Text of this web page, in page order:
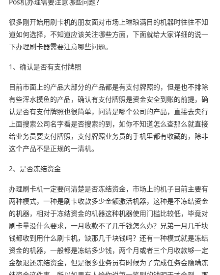
很多刚开始用刷卡机的朋友面对市场上琳琅满目的机器时往往不知
道如何选择，不知道应该关注哪些方面，下面就给大家详细的说一
下办理刷卡器需要注意哪些问题。
1、确认是否有支付牌照
目前市面上的产品大部分的产品都是有支付牌照的，但是也不排除
有些浑水摸鱼的产品，确认有支付牌照是资金安全到账的前提，确
认是否有支付牌照也很简单，问清是哪个公司的产品，直接去央行
上面搜索公司名字看是否搜索的到，如你不知道怎么查那么就直接
给业务员要支付牌照，支付牌照业务员的手机里都有收藏的，除非
这个产品不是正规的一清机。
2、是否冻结资金
办理刷卡机一定要问清楚是否冻结资金，市场上的机子目前主要有
两种模式，一种是刷卡收款多少金额激活机器，这种是不冻结资金
的机器，相对于冻结资金的机器这种机器使用门槛比较低，毕竟对
刷卡量没什么要求，一月收款不了几千钱怎么办？兄弟一月几千块
钱都收到用什么刷卡机，缺那几千块钱吗？还有一种模式就是冻结
资金的机器，一般都是冻结多少钱，两个月或者三个月收款够一定
金额退还冻结资金，但是很多业务员有时候为了完成任务会隐瞒冻